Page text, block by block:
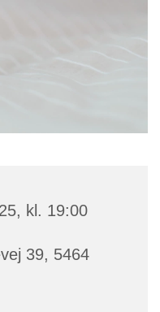
kl. 19:00
39, 5464